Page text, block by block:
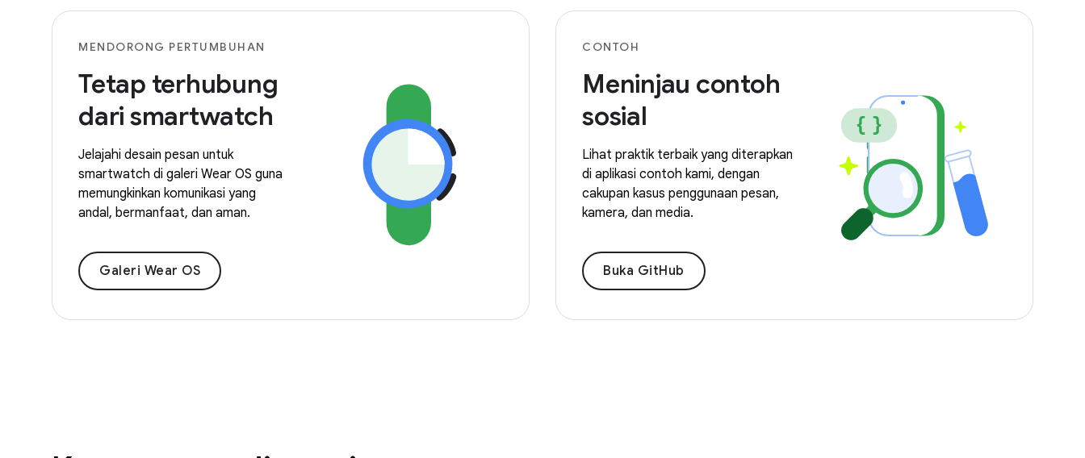
MENDORONG PERTUMBUHAN
Tetap terhubung
dari smartwatch
Jelajahi desain pesan untuk
smartwatch di galeri Wear OS guna
memungkinkan komunikasi yang
andal, bermanfaat, dan aman.
Galeri Wear OS
CONTOH
Meninjau contoh
sosial
Lihat praktik terbaik yang diterapkan
di aplikasi contoh kami, dengan
cakupan kasus penggunaan pesan,
kamera, dan media.
Buka GitHub